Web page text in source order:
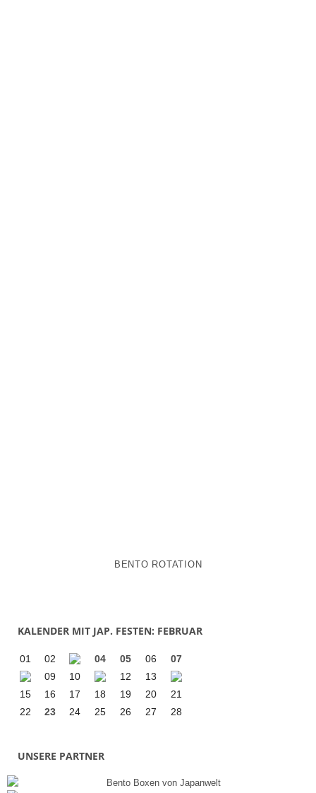
BENTO ROTATION
KALENDER MIT JAP. FESTEN: FEBRUAR
01 02 04 05 06
07
09
10 12
13
15
16 17 18 19 20
21
22
23 24 25 26 27 28
UNSERE PARTNER